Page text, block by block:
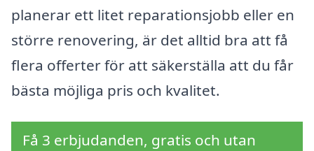
planerar ett litet reparationsjobb eller en
större renovering, är det alltid bra att få
flera offerter för att säkerställa att du får
bästa möjliga pris och kvalitet.
Få 3 erbjudanden, gratis och utan